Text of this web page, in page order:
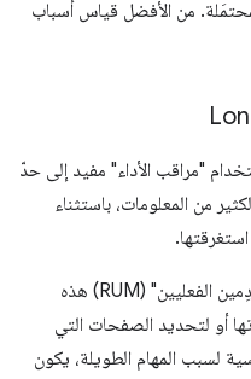
من الأفضل قياس أسباب
"مراقب الأداء" مفيد إلى حدّ
من المعلومات، باستثناء
غالبًا ما تستخدِم أدوات "مراقبة المستخدِمين الفعليين" (RUM) هذه
أو لتحديد الصفحات التي
لسبب المهام الطويلة، يكون